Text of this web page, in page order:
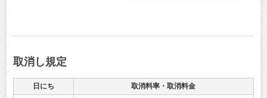
取消し規定
日にち
取消料率・取消料金